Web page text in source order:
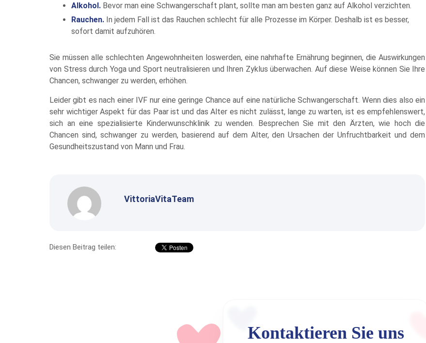
Alkohol. Bevor man eine Schwangerschaft plant, sollte man am besten ganz auf Alkohol verzichten.
Rauchen. In jedem Fall ist das Rauchen schlecht für alle Prozesse im Körper. Deshalb ist es besser,
sofort damit aufzuhören.
Sie müssen alle schlechten Angewohnheiten loswerden, eine nahrhafte Ernährung beginnen, die Auswirkungen
von Stress durch Yoga und Sport neutralisieren und Ihren Zyklus überwachen. Auf diese Weise können Sie Ihre
Chancen, schwanger zu werden, erhöhen.
Leider gibt es nach einer IVF nur eine geringe Chance auf eine natürliche Schwangerschaft. Wenn dies also ein
sehr wichtiger Aspekt für das Paar ist und das Alter es nicht zulässt, lange zu warten, ist es empfehlenswert,
sich an eine spezialisierte Kinderwunschklinik zu wenden. Besprechen Sie mit den Ärzten, wie hoch die
Chancen sind, schwanger zu werden, basierend auf dem Alter, den Ursachen der Unfruchtbarkeit und dem
Gesundheitszustand von Mann und Frau.
VittoriaVitaTeam
Diesen Beitrag teilen:
Kontaktieren Sie uns